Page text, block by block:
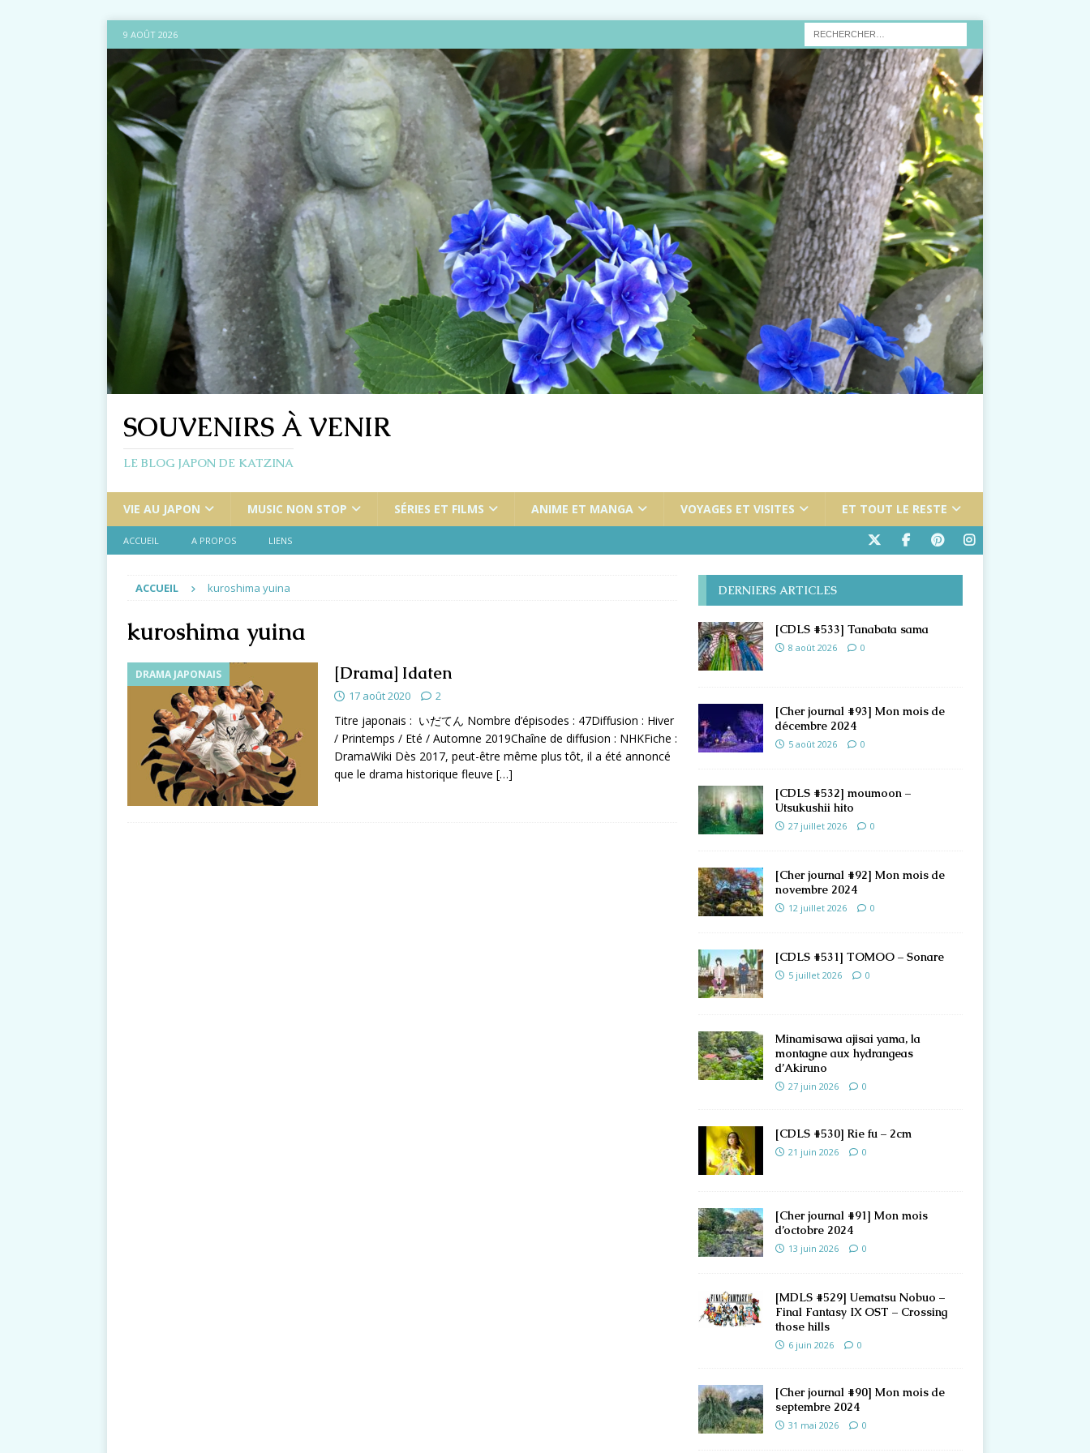
9 AOÛT 2026
SOUVENIRS À VENIR
LE BLOG JAPON DE KATZINA
VIE AU JAPON MUSIC NON STOP SÉRIES ET FILMS ANIME ET MANGA VOYAGES ET VISITES ET TOUT LE RESTE
ACCUEIL A PROPOS LIENS
ACCUEIL kuroshima yuina
kuroshima yuina
DRAMA JAPONAIS [Drama] Idaten
17 août 2020 2
Titre japonais : いだてん Nombre d’épisodes : 47Diffusion : Hiver
/ Printemps / Eté / Automne 2019Chaîne de diffusion : NHKFiche :
DramaWiki Dès 2017, peut-être même plus tôt, il a été annoncé
que le drama historique fleuve […]
DERNIERS ARTICLES
[CDLS #533] Tanabata sama
8 août 2026 0
[Cher journal #93] Mon mois de
décembre 2024
5 août 2026 0
[CDLS #532] moumoon –
Utsukushii hito
27 juillet 2026 0
[Cher journal #92] Mon mois de
novembre 2024
12 juillet 2026 0
[CDLS #531] TOMOO – Sonare
5 juillet 2026 0
Minamisawa ajisai yama, la
montagne aux hydrangeas
d’Akiruno
27 juin 2026 0
[CDLS #530] Rie fu – 2cm
21 juin 2026 0
[Cher journal #91] Mon mois
d’octobre 2024
13 juin 2026 0
[MDLS #529] Uematsu Nobuo –
Final Fantasy IX OST – Crossing
those hills
6 juin 2026 0
[Cher journal #90] Mon mois de
septembre 2024
31 mai 2026 0